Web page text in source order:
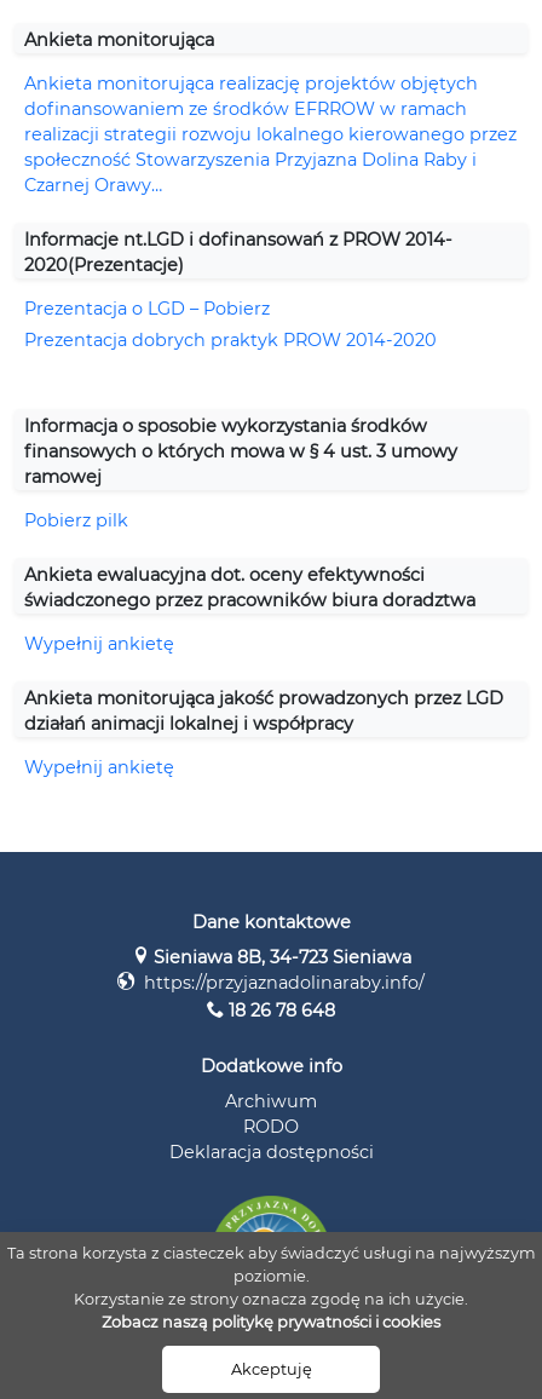
Ankieta monitorująca
Ankieta monitorująca realizację projektów objętych
dofinansowaniem ze środków EFRROW w ramach
realizacji strategii rozwoju lokalnego kierowanego przez
społeczność Stowarzyszenia Przyjazna Dolina Raby i
Czarnej Orawy…
Informacje nt.LGD i dofinansowań z PROW 2014-
2020(Prezentacje)
Prezentacja o LGD – Pobierz
Prezentacja dobrych praktyk PROW 2014-2020
Informacja o sposobie wykorzystania środków
finansowych o których mowa w § 4 ust. 3 umowy
ramowej
Pobierz pilk
Ankieta ewaluacyjna dot. oceny efektywności
świadczonego przez pracowników biura doradztwa
Wypełnij ankietę
Ankieta monitorująca jakość prowadzonych przez LGD
działań animacji lokalnej i współpracy
Wypełnij ankietę
Dane kontaktowe
Sieniawa 8B, 34-723 Sieniawa
https://przyjaznadolinaraby.info/
18 26 78 648
Dodatkowe info
Archiwum
RODO
Deklaracja dostępności
© 2026 Stowarzyszenie Przyjazna Dolina Raby i Czarnej Orawy
Ta strona korzysta z ciasteczek aby świadczyć usługi na najwyższym
poziomie.
Korzystanie ze strony oznacza zgodę na ich użycie.
Zobacz naszą politykę prywatności i cookies
Akceptuję